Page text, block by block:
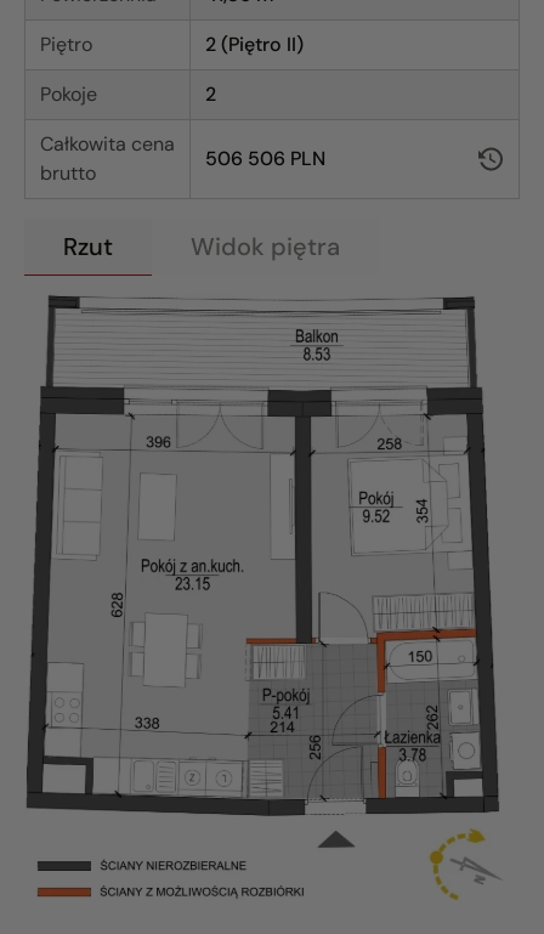
Piętro
2 (Piętro II)
Pokoje
2
Całkowita cena
brutto
506 506 PLN
Rzut Widok piętra